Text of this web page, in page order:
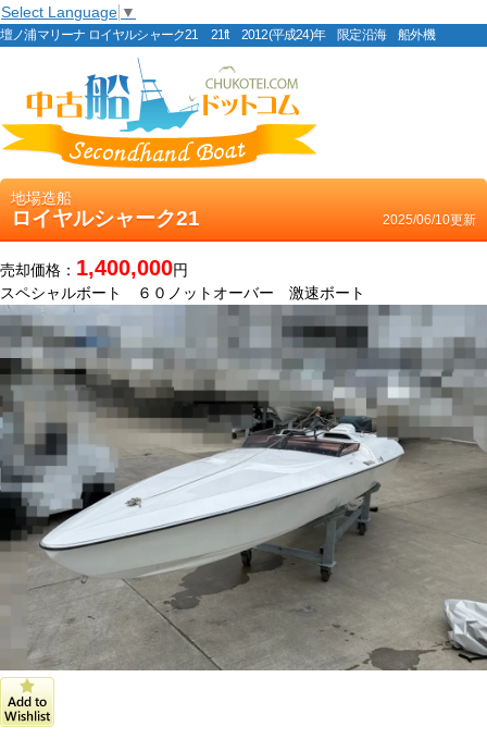
Select Language ▼
壇ノ浦マリーナ ロイヤルシャーク21 21ft 2012(平成24)年 限定沿海 船外機
地場造船
ロイヤルシャーク21 2025/06/10更新
売却価格： 1,400,000円
スペシャルボート ６０ノットオーバー 激速ボート